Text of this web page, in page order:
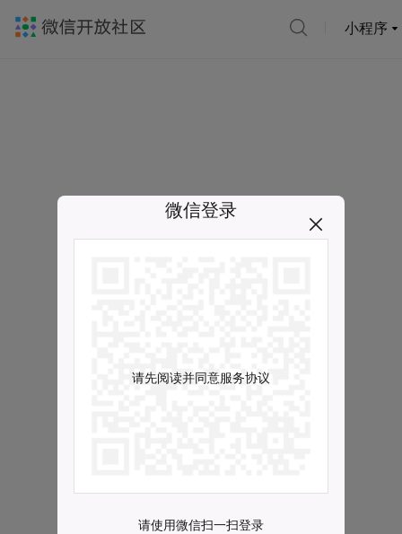
小程序
微信登录
请先阅读并同意服务协议
请使用微信扫一扫登录